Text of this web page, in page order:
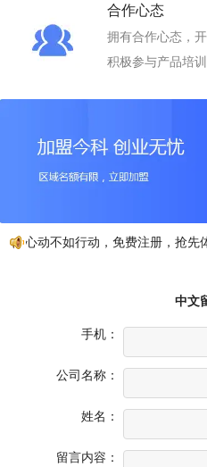
合作心态
拥有合作心态，开
积极参与产品培训
心动不如行动，免费注册，抢先体
中文
手机：
公司名称：
姓名：
留言内容：